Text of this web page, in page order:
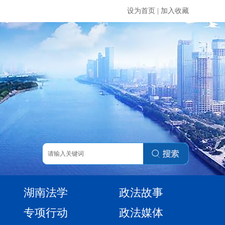
设为首页 加入收藏
湖南法学
政法故事
专项行动
政法媒体